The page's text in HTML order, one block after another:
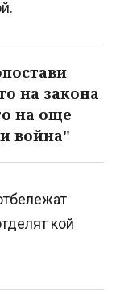
на закона
на още
война"
кой